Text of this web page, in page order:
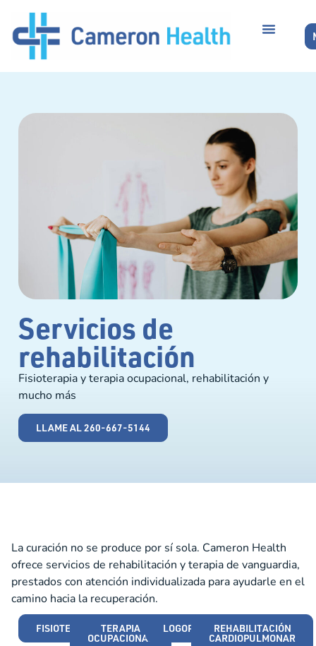
Servicios de
rehabilitación
Fisioterapia y terapia ocupacional, rehabilitación y
mucho más
LLAME AL 260-667-5144
La curación no se produce por sí sola. Cameron Health
ofrece servicios de rehabilitación y terapia de vanguardia,
prestados con atención individualizada para ayudarle en el
camino hacia la recuperación.
FISIOTERAPIA TERAPIA
OCUPACIONAL
LOGOPEDIAREHABILITACIÓN
CARDIOPULMONAR